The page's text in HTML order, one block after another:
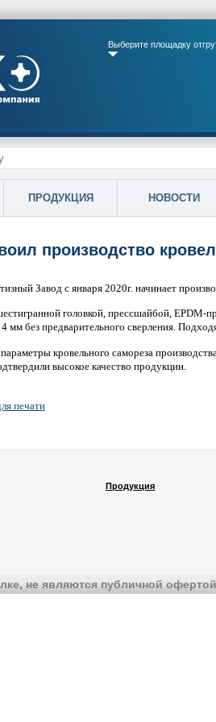
Выберите площадку
ПРОДУКЦИЯ НОВОСТИ
производство
Завод с января 2020г. начинает
головкой, прессшайбой, EPDM-
мм без предварительного сверления.
кровельного самореза
высокое качество продукции.
печати
Продукция
не являются публичной